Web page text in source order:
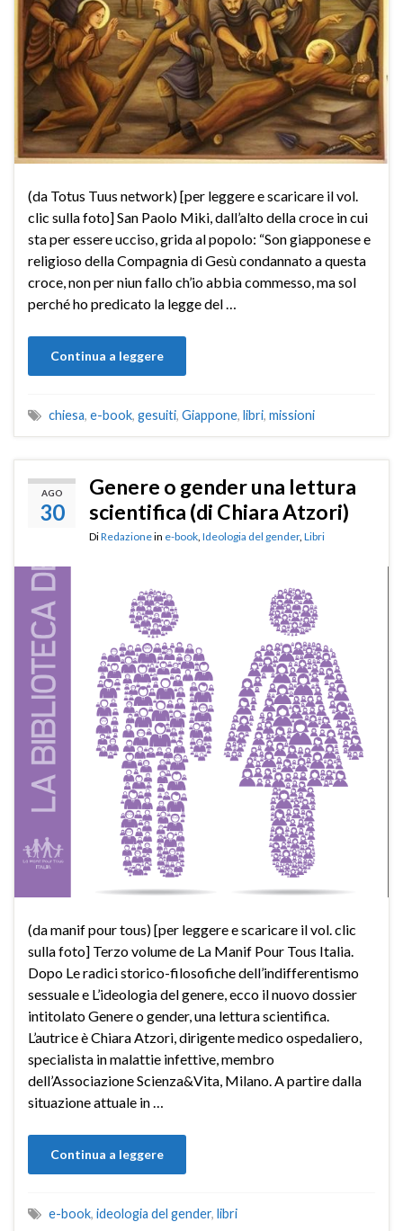
(da Totus Tuus network) [per leggere e scaricare il vol.
clic sulla foto] San Paolo Miki, dall’alto della croce in cui
sta per essere ucciso, grida al popolo: “Son giapponese e
religioso della Compagnia di Gesù condannato a questa
croce, non per niun fallo ch’io abbia commesso, ma sol
perché ho predicato la legge del …
Continua a leggere
chiesa, e-book, gesuiti, Giappone, libri, missioni
AGO
30
Genere o gender una lettura
scientifica (di Chiara Atzori)
DiRedazionein e-book Ideologia del gender, Libri
(da manif pour tous) [per leggere e scaricare il vol. clic
sulla foto] Terzo volume de La Manif Pour Tous Italia.
Dopo Le radici storico-filosofiche dell’indifferentismo
sessuale e L’ideologia del genere, ecco il nuovo dossier
intitolato Genere o gender, una lettura scientifica.
L’autrice è Chiara Atzori, dirigente medico ospedaliero,
specialista in malattie infettive, membro
dell’Associazione Scienza&Vita, Milano. A partire dalla
situazione attuale in …
Continua a leggere
e-book, ideologia del gender, libri